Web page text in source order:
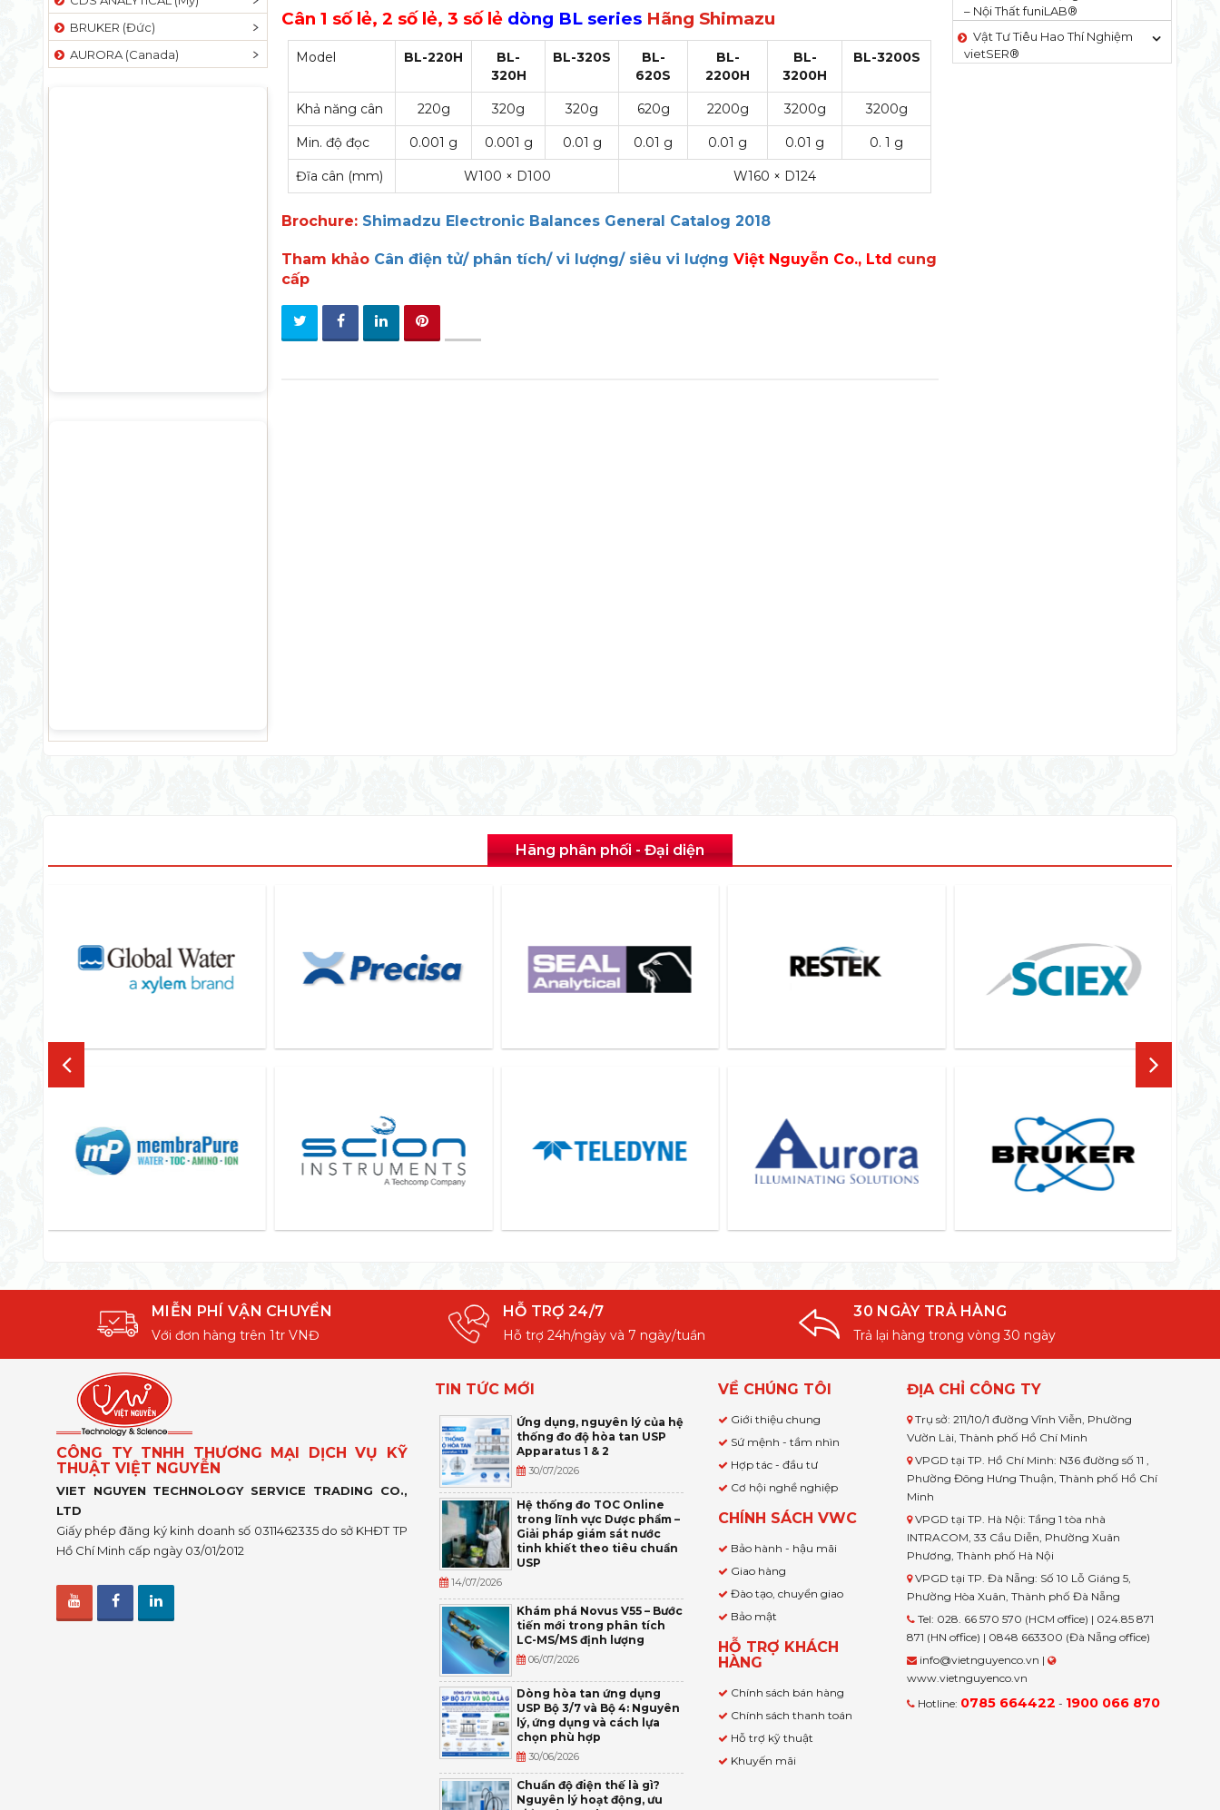
BRUKER (Đức)
AURORA (Canada)
Cân 1 số lẻ, 2 số lẻ, 3 số lẻ dòng BL series Hãng Shimazu
Model BL-220H
BL-
320H
BL-320S
BL-
620S
BL-
2200H
BL-
3200H
BL-3200S
Khả năng cân 220g 320g 320g 620g 2200g 3200g 3200g
Min. độ đọc 0.001 g 0.001 g 0.01 g 0.01 g 0.01 g 0.01 g 0. 1 g
Đĩa cân (mm) W100 × D100 W160 × D124
Brochure: Shimadzu Electronic Balances General Catalog 2018
Tham khảo Cân điện tử/ phân tích/ vi lượng/ siêu vi lượng Việt Nguyễn Co., Ltd cung
cấp
– Nội Thất funiLAB®
Vật Tư Tiêu Hao Thí Nghiệm
vietSER®
Hãng phân phối - Đại diện
MIỄN PHÍ VẬN CHUYỂN
Với đơn hàng trên 1tr VNĐ
HỖ TRỢ 24/7
Hỗ trợ 24h/ngày và 7 ngày/tuần
30 NGÀY TRẢ HÀNG
Trả lại hàng trong vòng 30 ngày
CÔNG TY TNHH THƯƠNG MẠI DỊCH VỤ KỸ
THUẬT VIỆT NGUYỄN
VIET NGUYEN TECHNOLOGY SERVICE TRADING CO.,
LTD
Giấy phép đăng ký kinh doanh số 0311462335 do sở KHĐT TP
Hồ Chí Minh cấp ngày 03/01/2012
TIN TỨC MỚI
Ứng dụng, nguyên lý của hệ
thống đo độ hòa tan USP
Apparatus 1 & 2
30/07/2026
Hệ thống đo TOC Online
trong lĩnh vực Dược phẩm –
Giải pháp giám sát nước
tinh khiết theo tiêu chuẩn
USP
14/07/2026
Khám phá Novus V55 – Bước
tiến mới trong phân tích
LC-MS/MS định lượng
06/07/2026
Dòng hòa tan ứng dụng
USP Bộ 3/7 và Bộ 4: Nguyên
lý, ứng dụng và cách lựa
chọn phù hợp
30/06/2026
Chuẩn độ điện thế là gì?
Nguyên lý hoạt động, ưu
VỀ CHÚNG TÔI
Giới thiệu chung
Sứ mệnh - tầm nhìn
Hợp tác - đầu tư
Cơ hội nghề nghiệp
CHÍNH SÁCH VWC
Bảo hành - hậu mãi
Giao hàng
Đào tạo, chuyển giao
Bảo mật
HỖ TRỢ KHÁCH
HÀNG
Chính sách bán hàng
Chính sách thanh toán
Hỗ trợ kỹ thuật
Khuyến mãi
ĐỊA CHỈ CÔNG TY
Trụ sở: 211/10/1 đường Vĩnh Viễn, Phường
Vườn Lài, Thành phố Hồ Chí Minh
VPGD tại TP. Hồ Chí Minh: N36 đường số 11 ,
Phường Đông Hưng Thuận, Thành phố Hồ Chí
Minh
VPGD tại TP. Hà Nội: Tầng 1 tòa nhà
INTRACOM, 33 Cầu Diễn, Phường Xuân
Phương, Thành phố Hà Nội
VPGD tại TP. Đà Nẵng: Số 10 Lỗ Giáng 5,
Phường Hòa Xuân, Thành phố Đà Nẵng
Tel: 028. 66 570 570 (HCM office) | 024.85 871
871 (HN office) | 0848 663300 (Đà Nẵng office)
info@vietnguyenco.vn |
www.vietnguyenco.vn
Hotline: 0785 664422 - 1900 066 870